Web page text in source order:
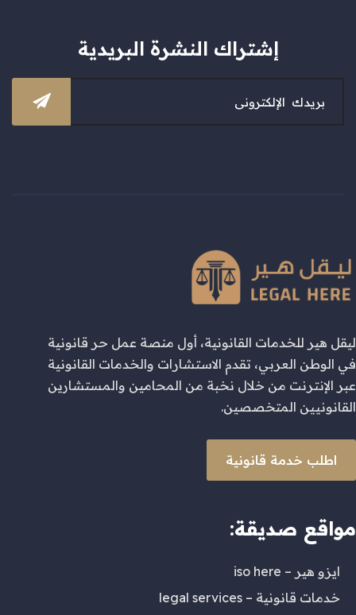
إشتراك النشرة البريدية
ليقل هير للخدمات القانونية، أول منصة عمل حر قانونية
في الوطن العربي، تقدم الاستشارات والخدمات القانونية
عبر الإنترنت من خلال نخبة من المحامين والمستشارين
القانونيين المتخصصين.
اطلب خدمة قانونية
مواقع صديقة:
ايزو هير – iso here
خدمات قانونية – legal services